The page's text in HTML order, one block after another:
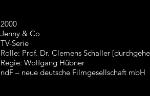
2000
Jenny & Co
TV-Serie
Rolle: Prof. Dr. Clemens Schaller
Regie: Wolfgang Hübner
ndF – neue deutsche Filmgesellschaft mbH